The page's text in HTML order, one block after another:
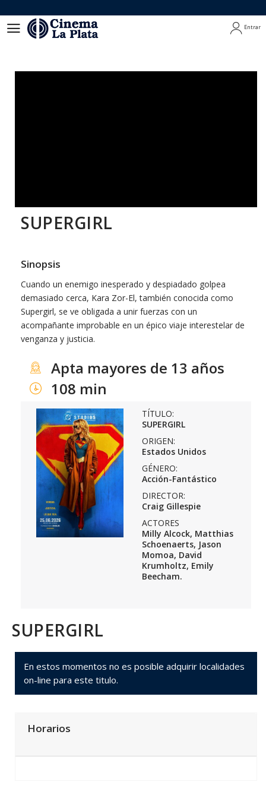
Entrar
SUPERGIRL
Sinopsis
Cuando un enemigo inesperado y despiadado golpea
demasiado cerca, Kara Zor-El, también conocida como
Supergirl, se ve obligada a unir fuerzas con un
acompañante improbable en un épico viaje interestelar de
venganza y justicia.
Apta mayores de 13 años
108 min
TÍTULO:
SUPERGIRL
ORIGEN:
Estados Unidos
GÉNERO:
Acción-Fantástico
DIRECTOR:
Craig Gillespie
ACTORES
Milly Alcock, Matthias
Schoenaerts, Jason
Momoa, David
Krumholtz, Emily
Beecham.
SUPERGIRL
En estos momentos no es posible adquirir localidades
on-line para este titulo.
Horarios